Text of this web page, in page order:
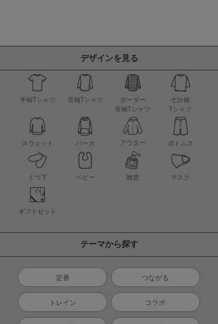
デザインを見る
半袖Tシャツ 長袖Tシャツ
ボーダー
長袖Tシャツ
七分袖
Tシャツ
スウェット パーカ アウター ボトムス
くつ下 ベビー 雑貨 マスク
ギフトセット
テーマから探す
定番 つながる
トレイン コラボ